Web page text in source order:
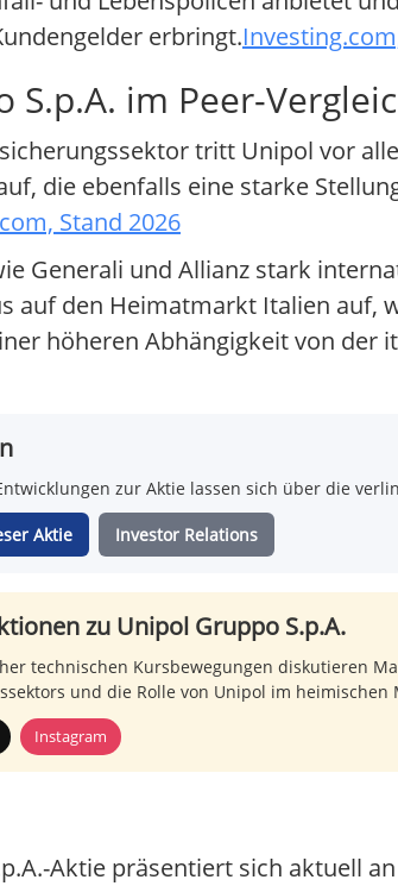
erbringt.
S.p.A. im Peer-
tritt Unipol vor
die ebenfalls eine starke
Stand 2026
Generali und Allianz stark
auf den Heimatmarkt Italien auf,
höheren Abhängigkeit von
zur Aktie lassen sich über die
Aktie Investor Relations
zu Unipol Gruppo S.p.A.
technischen Kursbewegungen diskutieren
und die Rolle von Unipol im heimischen
Instagram
Aktie präsentiert sich aktuell